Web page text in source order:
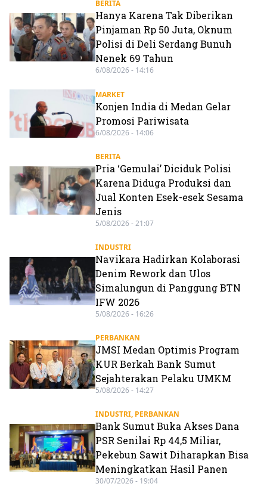
BERITA
Hanya Karena Tak Diberikan
Pinjaman Rp 50 Juta, Oknum
Polisi di Deli Serdang Bunuh
Nenek 69 Tahun
6/08/2026 - 14:16
MARKET
Konjen India di Medan Gelar
Promosi Pariwisata
6/08/2026 - 14:06
BERITA
Pria ‘Gemulai’ Diciduk Polisi
Karena Diduga Produksi dan
Jual Konten Esek-esek Sesama
Jenis
5/08/2026 - 21:07
INDUSTRI
Navikara Hadirkan Kolaborasi
Denim Rework dan Ulos
Simalungun di Panggung BTN
IFW 2026
5/08/2026 - 16:26
PERBANKAN
JMSI Medan Optimis Program
KUR Berkah Bank Sumut
Sejahterakan Pelaku UMKM
5/08/2026 - 14:27
INDUSTRI, PERBANKAN
Bank Sumut Buka Akses Dana
PSR Senilai Rp 44,5 Miliar,
Pekebun Sawit Diharapkan Bisa
Meningkatkan Hasil Panen
30/07/2026 - 19:04